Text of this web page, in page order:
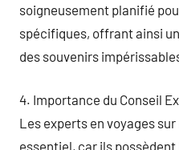
soigneusement planifié
spécifiques, offrant ainsi
des souvenirs
4. Importance du Conseil
Les experts en voyages
essentiel, car ils